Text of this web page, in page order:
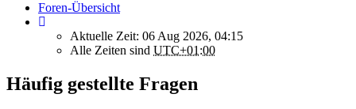
Foren-Übersicht
Aktuelle Zeit: 06 Aug 2026, 04:15
Alle Zeiten sind UTC+01:00
Häufig gestellte Fragen